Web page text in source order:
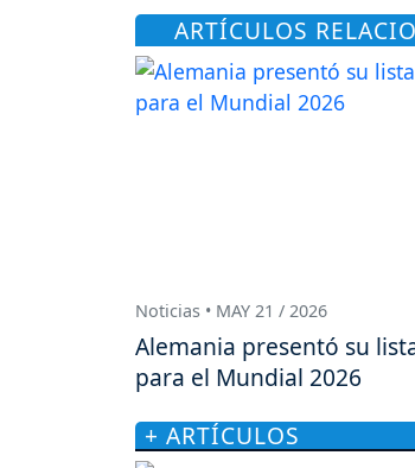
ARTÍCULOS
Noticias • MAY 21 / 2026
Alemania presentó su
para el Mundial 2026
+ ARTÍCULOS